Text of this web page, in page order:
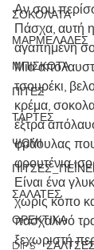
ΣΟΚΟΛΑΤΑ
ΜΑΡΜΕΛΑΔΕΣ
ΜΠΙΣΚΟΤΑ
ΠΙΤΕΣ
ΤΑΡΤΕΣ
ΨΩΜΙ
ΣΑΛΑΤΕΣ
ΟΡΕΚΤΙΚΑ
DIPS
Αν σου
Πάσχα, αυτή η
αγαπημένη
Μια
τσουρέκι,
κρέμα,
έξτρα
φράουλας που
φρουτένια
Είναι ένα
χωρίς κόπο
πασχαλινό
ξεχωριστή